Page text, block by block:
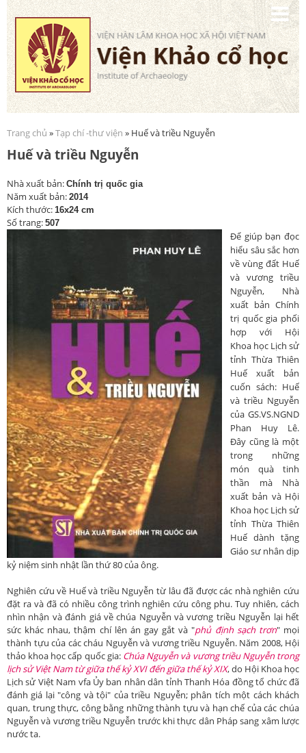
Nhảy
đến
nội
dung
Bạn đang ở đây
Trang chủ »Tạp chí -thư viện » Huế và triều Nguyễn
Huế và triều Nguyễn
Nhà xuất bản: Chính trị quốc gia
Năm xuất bản: 2014
Kích thước: 16x24 cm
Số trang: 507
Để giúp bạn đọc
hiểu sâu sắc hơn
về vùng đất Huế
và vương triều
Nguyễn, Nhà
xuất bản Chính
trị quốc gia phối
hợp với Hội
Khoa học Lịch sử
tỉnh Thừa Thiên
Huế xuất bản
cuốn sách: Huế
và triều Nguyễn
của GS.VS.NGND
Phan Huy Lê.
Đây cũng là một
trong những
món quà tinh
thần mà Nhà
xuất bản và Hội
Khoa học Lịch sử
tỉnh Thừa Thiên
Huế dành tặng
Giáo sư nhân dịp
kỷ niệm sinh nhật lần thứ 80 của ông.
Nghiên cứu về Huế và triều Nguyễn từ lâu đã được các nhà nghiên cứu
đặt ra và đã có nhiều công trình nghiên cứu công phu. Tuy nhiên, cách
nhìn nhận và đánh giá về chúa Nguyễn và vương triều Nguyễn lại hết
sức khác nhau, thậm chí lên án gay gắt và "phủ định sạch trơn" mọi
thành tựu của các cháu Nguyễn và vương triều Nguyễn. Năm 2008, Hội
thảo khoa học cấp quốc gia: Chúa Nguyễn và vương triều Nguyễn trong
lịch sử Việt Nam từ giữa thế kỷ XVI đến giữa thế kỷ XIX, do Hội Khoa học
Lịch sử Việt Nam vfa Ủy ban nhân dân tỉnh Thanh Hóa đồng tổ chức đã
đánh giá lại "công và tội" của triều Nguyễn; phân tích một cách khách
quan, trung thực, công bằng những thành tựu và hạn chế của các chúa
Nguyễn và vương triều Nguyễn trước khi thực dân Pháp sang xâm lược
nước ta.